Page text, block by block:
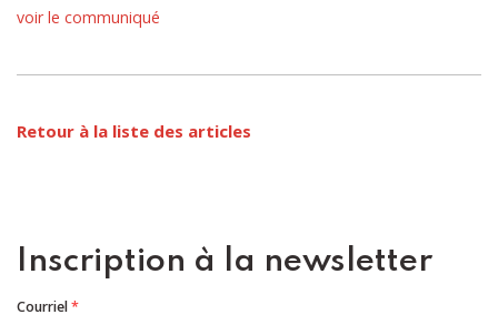
voir le communiqué
Retour à la liste des articles
Inscription à la newsletter
Courriel*